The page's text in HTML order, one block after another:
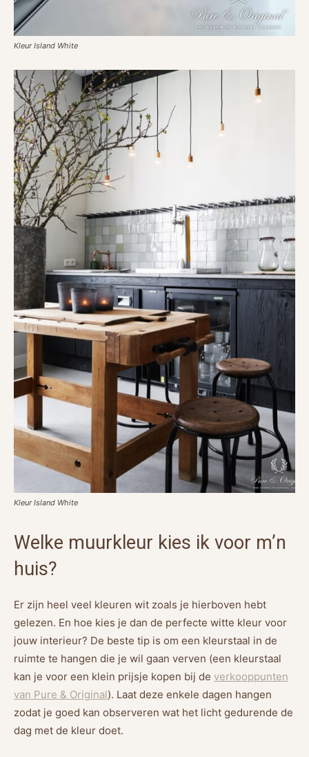
Kleur Island White
Kleur Island White
Welke muurkleur kies ik voor m’n
huis?
Er zijn heel veel kleuren wit zoals je hierboven hebt
gelezen. En hoe kies je dan de perfecte witte kleur voor
jouw interieur? De beste tip is om een kleurstaal in de
ruimte te hangen die je wil gaan verven (een kleurstaal
kan je voor een klein prijsje kopen bij de verkooppunten
van Pure & Original). Laat deze enkele dagen hangen
zodat je goed kan observeren wat het licht gedurende de
dag met de kleur doet.